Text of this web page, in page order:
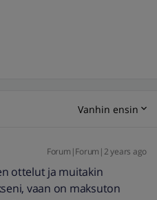
Vanhin ensin
Forum|Forum|2 years ago
ottelut ja muitakin
vaan on maksuton